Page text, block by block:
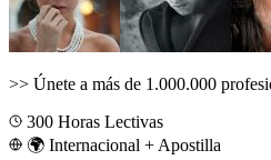
>> Únete a más de 1.000.000
300 Horas Lectivas
🌍 Internacional + Apostilla